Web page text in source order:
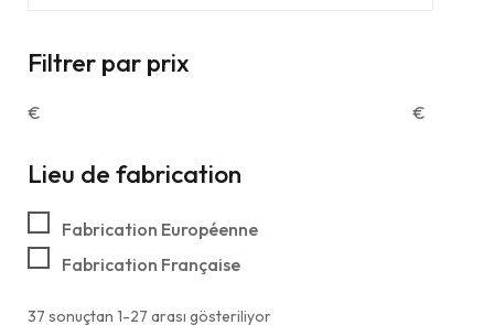
Filtrer par prix
€ €
Lieu de fabrication
Fabrication Européenne
Fabrication Française
37 sonuçtan 1-27 arası gösteriliyor